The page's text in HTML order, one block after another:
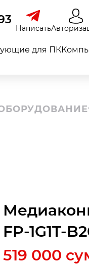
Написать
для ПК
FP-1G1T-
519 000